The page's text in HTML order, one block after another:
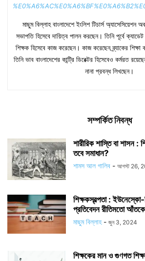
মাছুম বিল্লাহ বাংলাদেশে ইংলিশ টিচার্স অ্যাসেসিয়েশন
সভাপতি হিসেবে দায়িত্ব পালন করছেন। তিনি পূর্বে
শিক্ষক হিসেবে কাজ করেছেন। কাজ করেছেন ব্র্যাকের শিক্ষা
তিনি ভাব বাংলাদেশের কান্ট্রি ডিরেক্টর হিসেবেও কর্মরত
নানা প্রবন্ধ লিখছেন।
সম্পর্কিত নিবন্ধ
শারীরিক শাস্তি বা শাসন :
তবে সমাধান?
শামস আল গালিব - আগস্ট 26,
শিক্ষকস্বল্পতা : ইউনেস্কো-
প্রতিবেদন রীতিমতো
মাছুম বিল্লাহ - জুন 3, 2024
শিক্ষকের মান ও গুণগত